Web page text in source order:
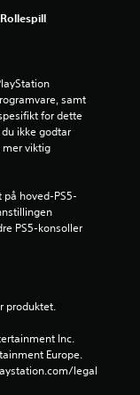
samt
for dette
ikke godtar
mer viktig
hoved-PS5-
PS5-konsoller
produktet.
Inc.
Europe.
legal